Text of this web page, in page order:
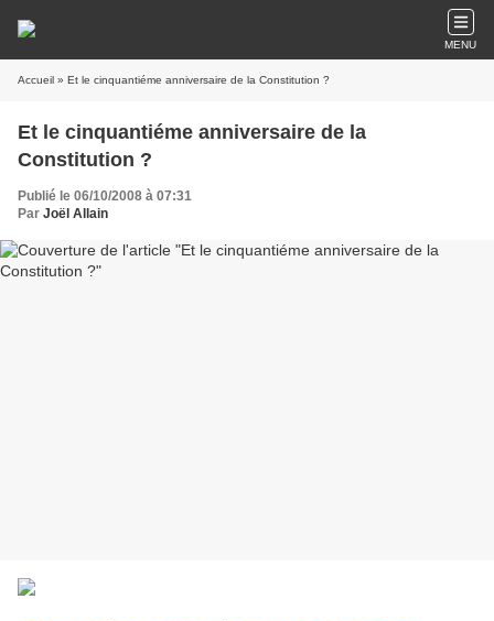
MENU
Accueil » Et le cinquantiéme anniversaire de la Constitution ?
Et le cinquantiéme anniversaire de la
Constitution ?
Publié le 06/10/2008 à 07:31
Par Joël Allain